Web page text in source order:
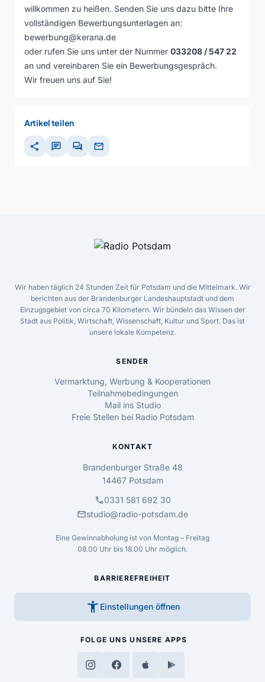
willkommen zu heißen. Senden Sie uns dazu bitte Ihre
vollständigen Bewerbungsunterlagen an:
bewerbung@kerana.de
oder rufen Sie uns unter der Nummer 033208 / 547 22
an und vereinbaren Sie ein Bewerbungsgespräch.
Wir freuen uns auf Sie!
Artikel teilen
share chat forum mail
Wir haben täglich 24 Stunden Zeit für Potsdam und die Mittelmark. Wir
berichten aus der Brandenburger Landeshauptstadt und dem
Einzugsgebiet von circa 70 Kilometern. Wir bündeln das Wissen der
Stadt aus Politik, Wirtschaft, Wissenschaft, Kultur und Sport. Das ist
unsere lokale Kompetenz.
SENDER
Vermarktung, Werbung & Kooperationen
Teilnahmebedingungen
Mail ins Studio
Freie Stellen bei Radio Potsdam
KONTAKT
Brandenburger Straße 48
14467 Potsdam
call0331 581 692 30
mailstudio@radio-potsdam.de
Eine Gewinnabholung ist von Montag – Freitag
08.00 Uhr bis 18.00 Uhr möglich.
BARRIEREFREIHEIT
accessibility_new Einstellungen öffnen
FOLGE UNS UNSERE APPS